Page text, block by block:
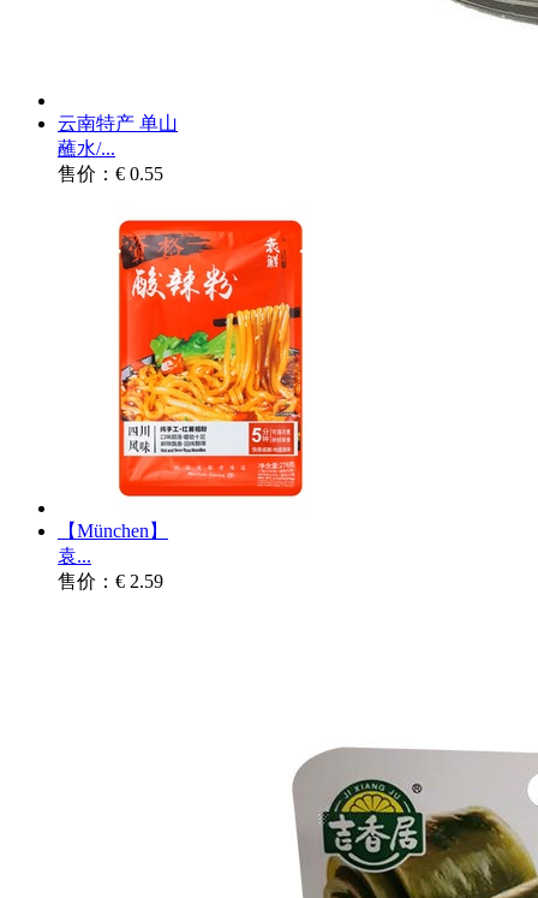
云南特产 单山
蘸水/...
售价：€ 0.55
【München】
袁...
售价：€ 2.59